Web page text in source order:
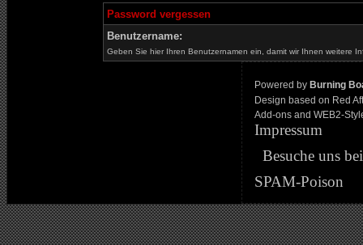
Password vergessen
Benutzername:
Geben Sie hier Ihren Benutzernamen ein, damit wir Ihnen weitere
Powered by Burning
Design based on Red
Add-ons and WEB2-
Impressum
Besuche uns
SPAM-Poison